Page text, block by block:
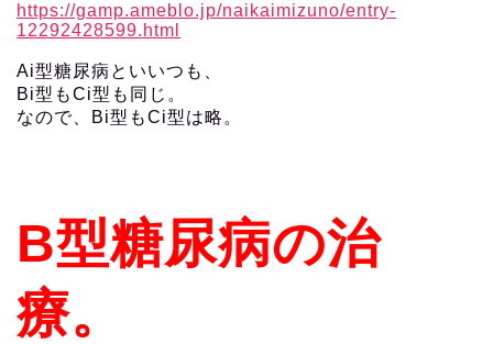
https://gamp.ameblo.jp/naikaimizuno/entry-
12292428599.html
Ai型糖尿病といいつも、
Bi型もCi型も同じ。
なので、Bi型もCi型は略。
B型糖尿病の治
療。